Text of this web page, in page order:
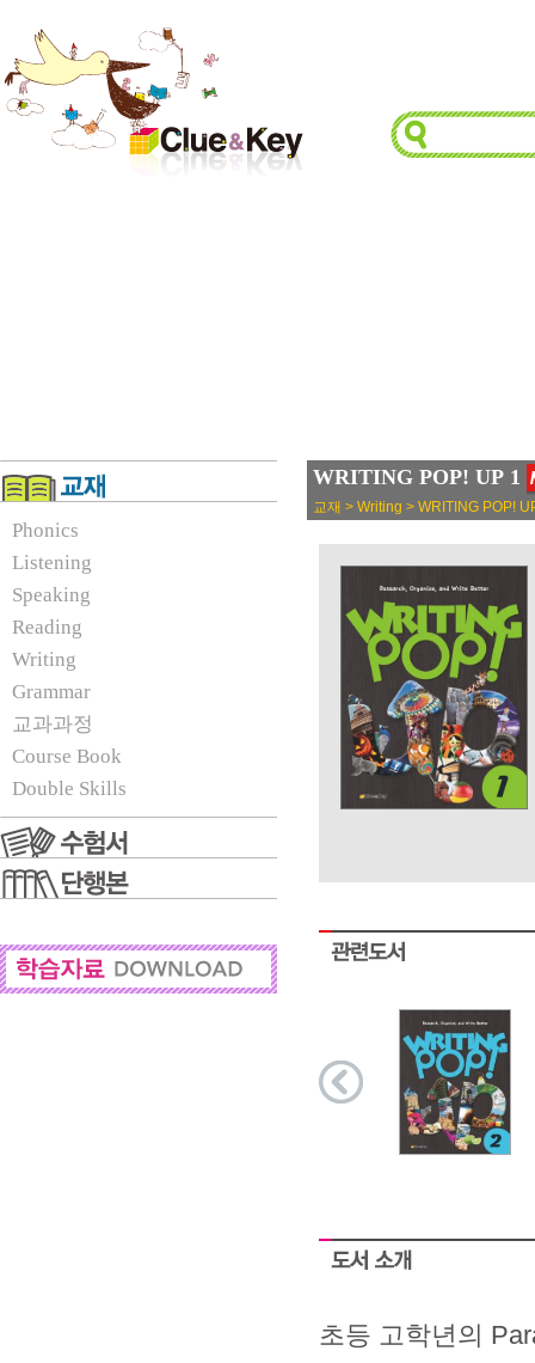
Phonics
Listening
Speaking
Reading
Writing
Grammar
교과과정
Course Book
Double Skills
WRITING POP! UP 1
교재 > Writing > WRITING POP!
초등 고학년의